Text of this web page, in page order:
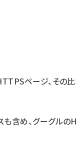
ページ、その
含め、グーグル